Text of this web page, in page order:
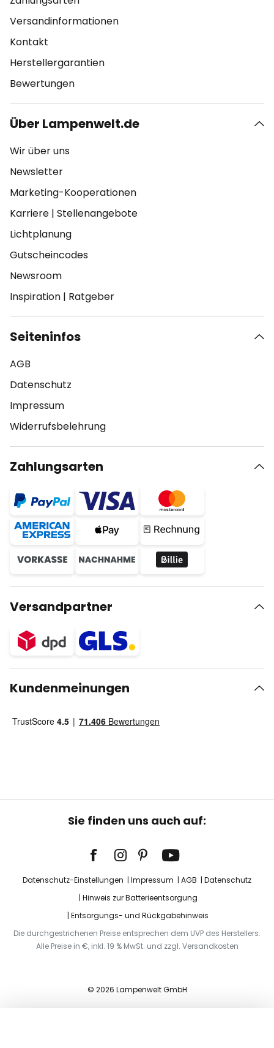
Versandinformationen
Kontakt
Herstellergarantien
Bewertungen
Über Lampenwelt.de
Wir über uns
Newsletter
Marketing-Kooperationen
Karriere | Stellenangebote
Lichtplanung
Gutscheincodes
Newsroom
Inspiration | Ratgeber
Seiteninfos
AGB
Datenschutz
Impressum
Widerrufsbelehrung
Zahlungsarten
Versandpartner
Kundenmeinungen
Sie finden uns auch auf:
Datenschutz-Einstellungen Impressum AGB
Datenschutz
Hinweis zur Batterieentsorgung
Entsorgungs- und Rückgabehinweis
Die durchgestrichenen Preise entsprechen dem UVP des Herstellers.
Alle Preise in €, inkl. 19 % MwSt. und zzgl. Versandkosten
© 2026 Lampenwelt GmbH